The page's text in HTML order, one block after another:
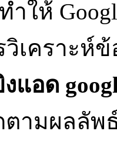
ให้
วิเคราะห์
งแอด
ามผลลัพ